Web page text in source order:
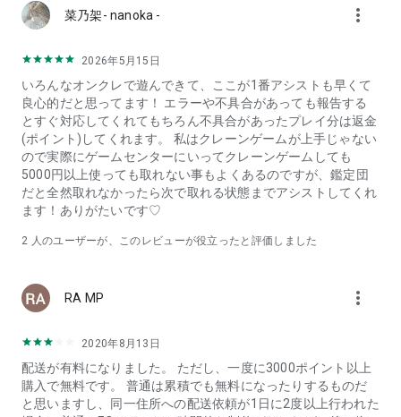
菜乃架- nanoka - more_vert
2026年5月15日
いろんなオンクレで遊んできて、ここが1番アシストも早くて
良心的だと思ってます！ エラーや不具合があっても報告する
とすぐ対応してくれてもちろん不具合があったプレイ分は返金
(ポイント)してくれます。 私はクレーンゲームが上手じゃない
ので実際にゲームセンターにいってクレーンゲームしても
5000円以上使っても取れない事もよくあるのですが、鑑定団
だと全然取れなかったら次で取れる状態までアシストしてくれ
ます！ありがたいです♡
2 人のユーザーが、このレビューが役立ったと評価しました
RA MP more_vert
2020年8月13日
配送が有料になりました。 ただし、一度に3000ポイント以上
購入で無料です。 普通は累積でも無料になったりするものだ
と思いますし、同一住所への配送依頼が1日に2度以上行われた